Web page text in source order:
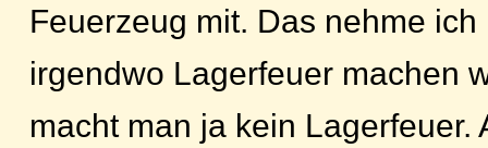
Feuerzeug mit. Das nehme
irgendwo Lagerfeuer machen
macht man ja kein Lagerfeuer.